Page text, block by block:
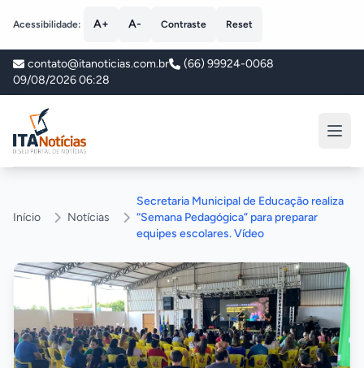
Acessibilidade: A+ A- Contraste Reset
contato@itanoticias.com.br
(66) 99924-0068
09/08/2026 06:28
ITA Notícias
Início Notícias
Secretaria Municipal de Educação realiza
“Semana Pedagógica” para preparar
equipes escolares. Vídeo